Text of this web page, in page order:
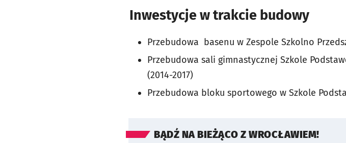
Inwestycje w trakcie budowy
Przebudowa basenu w Zespole Szkolno
Przebudowa sali gimnastycznej Szkole
(2014-2017)
Przebudowa bloku sportowego w Szkole
BĄDŹ NA BIEŻĄCO Z WROCŁAWIEM!